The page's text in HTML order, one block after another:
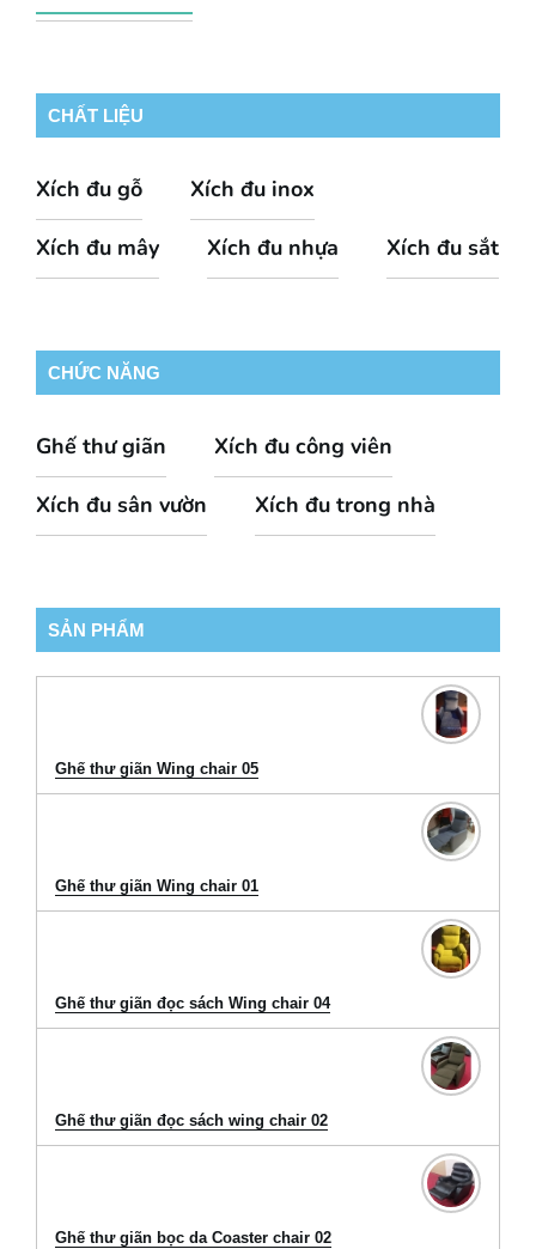
CHẤT LIỆU
Xích đu gỗ Xích đu inox
Xích đu mây Xích đu nhựa Xích đu sắt
CHỨC NĂNG
Ghế thư giãn Xích đu công viên
Xích đu sân vườn Xích đu trong nhà
SẢN PHẨM
Ghế thư giãn Wing chair 05
Ghế thư giãn Wing chair 01
Ghế thư giãn đọc sách Wing chair 04
Ghế thư giãn đọc sách wing chair 02
Ghế thư giãn bọc da Coaster chair 02